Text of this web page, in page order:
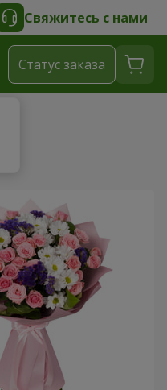
Свяжитесь с нами
Cтатус заказа